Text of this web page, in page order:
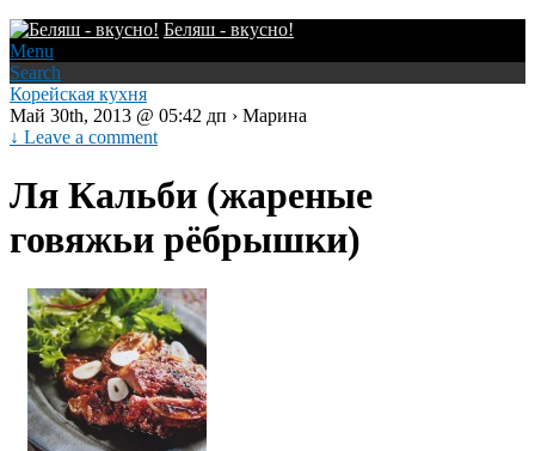
Беляш - вкусно!
Menu
Search
Корейская кухня
Май 30th, 2013 @ 05:42 дп › Марина
↓ Leave a comment
Ля Кальби (жареные
говяжьи рёбрышки)